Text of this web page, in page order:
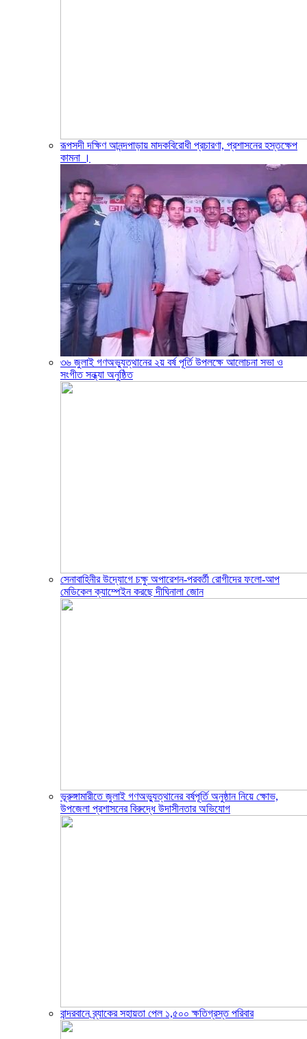
রূপসদী দক্ষিণ আনন্দপাড়ায় মাদকবিরোধী প্রচারণা, প্রশাসনের হস্তক্ষেপ
কামনা ‎।
৩৬ জুলাই গণঅভ্যুত্থানের ২য় বর্ষ পূর্তি উপলক্ষে আলোচনা সভা ও
সংগীত সন্ধ্যা অনুষ্ঠিত
সেনাবাহিনীর উদ্যোগে চক্ষু অপারেশন-পরবর্তী রোগীদের ফলো-আপ
মেডিকেল ক্যাম্পেইন করছে দীঘিনালা জোন
ভূরুঙ্গামারীতে জুলাই গণঅভ্যুত্থানের বর্ষপূর্তি অনুষ্ঠান নিয়ে ক্ষোভ,
উপজেলা প্রশাসনের বিরুদ্ধে উদাসীনতার অভিযোগ
বান্দরবানে ব্র্যাকের সহায়তা পেল ১,৫০০ ক্ষতিগ্রস্ত পরিবার